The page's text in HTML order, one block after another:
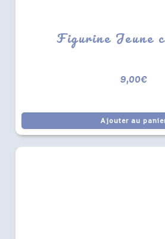
Figurine Jeune
9,00€
Ajouter au